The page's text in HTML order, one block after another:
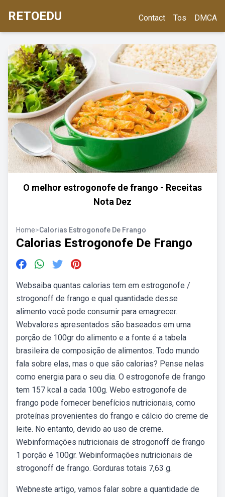
RETOEDU Contact Tos DMCA
O melhor estrogonofe de frango - Receitas
Nota Dez
Home>Calorias Estrogonofe De Frango
Calorias Estrogonofe De Frango
Websaiba quantas calorias tem em estrogonofe /
strogonoff de frango e qual quantidade desse
alimento você pode consumir para emagrecer.
Webvalores apresentados são baseados em uma
porção de 100gr do alimento e a fonte é a tabela
brasileira de composição de alimentos. Todo mundo
fala sobre elas, mas o que são calorias? Pense nelas
como energia para o seu dia. O estrogonofe de frango
tem 157 kcal a cada 100g. Webo estrogonofe de
frango pode fornecer benefícios nutricionais, como
proteínas provenientes do frango e cálcio do creme de
leite. No entanto, devido ao uso de creme.
Webinformações nutricionais de strogonoff de frango
1 porção é 100gr. Webinformações nutricionais de
strogonoff de frango. Gorduras totais 7,63 g.
Webneste artigo, vamos falar sobre a quantidade de